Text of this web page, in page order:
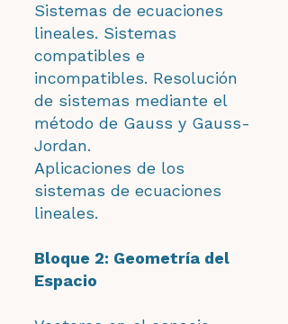
Sistemas de ecuaciones
lineales. Sistemas
compatibles e
incompatibles. Resolución
de sistemas mediante el
método de Gauss y Gauss-
Jordan.
Aplicaciones de los
sistemas de ecuaciones
lineales.
Bloque 2: Geometría del
Espacio